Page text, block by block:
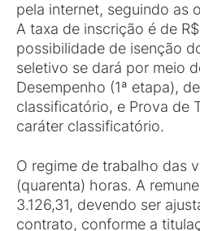
pela internet, seguindo as
A taxa de inscrição é de
possibilidade de isenção
seletivo se dará por meio
Desempenho (1ª etapa),
classificatório, e Prova de
caráter classificatório.
O regime de trabalho das
(quarenta) horas. A
3.126,31, devendo ser
contrato, conforme a